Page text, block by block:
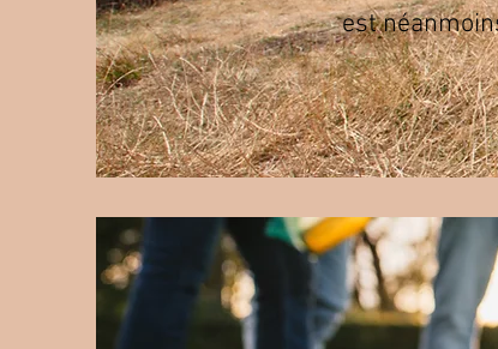
est